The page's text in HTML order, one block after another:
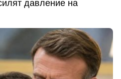
давление на